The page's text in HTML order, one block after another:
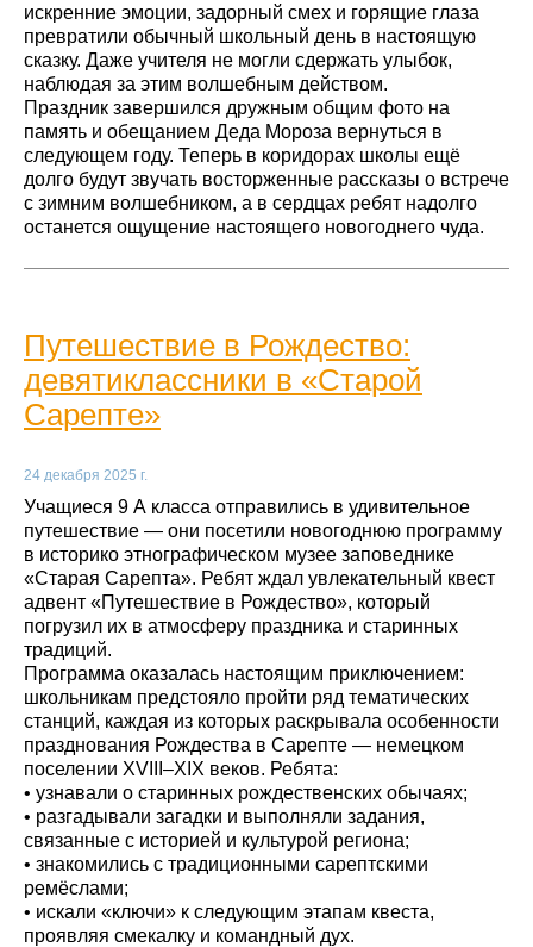
искренние эмоции, задорный смех и горящие глаза
превратили обычный школьный день в настоящую
сказку. Даже учителя не могли сдержать улыбок,
наблюдая за этим волшебным действом.
Праздник завершился дружным общим фото на
память и обещанием Деда Мороза вернуться в
следующем году. Теперь в коридорах школы ещё
долго будут звучать восторженные рассказы о встрече
с зимним волшебником, а в сердцах ребят надолго
останется ощущение настоящего новогоднего чуда.
Путешествие в Рождество:
девятиклассники в «Старой
Сарепте»
24 декабря 2025 г.
Учащиеся 9 А класса отправились в удивительное
путешествие — они посетили новогоднюю программу
в историко этнографическом музее заповеднике
«Старая Сарепта». Ребят ждал увлекательный квест
адвент «Путешествие в Рождество», который
погрузил их в атмосферу праздника и старинных
традиций.
Программа оказалась настоящим приключением:
школьникам предстояло пройти ряд тематических
станций, каждая из которых раскрывала особенности
празднования Рождества в Сарепте — немецком
поселении XVIII–XIX веков. Ребята:
• узнавали о старинных рождественских обычаях;
• разгадывали загадки и выполняли задания,
связанные с историей и культурой региона;
• знакомились с традиционными сарептскими
ремёслами;
• искали «ключи» к следующим этапам квеста,
проявляя смекалку и командный дух.